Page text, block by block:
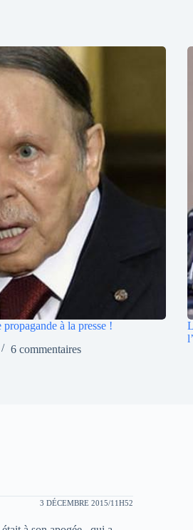
à la presse !
6 commentaires
3 DÉCEMBRE 2015/11H52